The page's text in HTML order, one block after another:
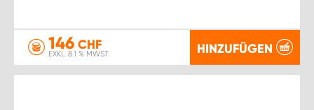
146 CHF
EXKL. 8.1 % MWST. HINZUFÜGEN